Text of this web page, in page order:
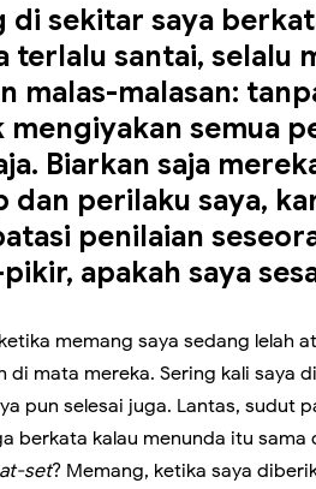
di sekitar saya
terlalu santai, selalu
malas-malasan:
mengiyakan semua
Biarkan saja
dan perilaku saya,
penilaian
apakah saya
memang saya sedang lelah
di mata mereka. Sering kali saya
pun selesai juga. Lantas, sudut
berkata kalau menunda itu sama
set? Memang, ketika saya